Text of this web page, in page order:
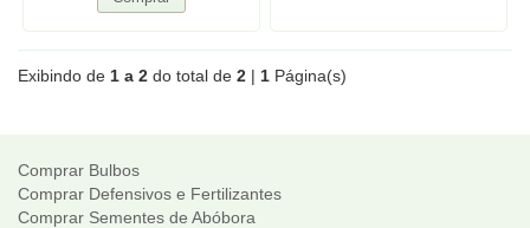
Exibindo de 1 a 2 do total de 2 | 1 Página(s)
Comprar Bulbos
Comprar Defensivos e Fertilizantes
Comprar Sementes de Abóbora